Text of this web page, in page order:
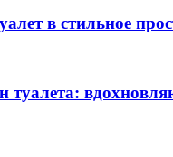
в стильное